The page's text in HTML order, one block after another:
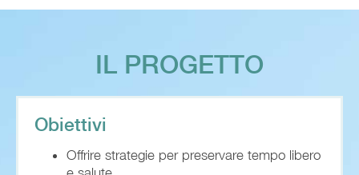
IL PROGETTO
Obiettivi
Offrire strategie per preservare tempo libero